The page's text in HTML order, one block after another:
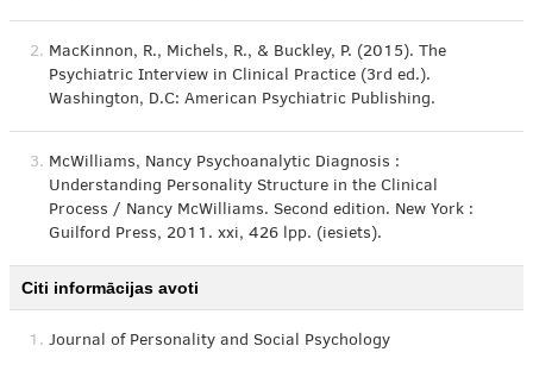
2. MacKinnon, R., Michels, R., & Buckley, P. (2015). The
Psychiatric Interview in Clinical Practice (3rd ed.).
Washington, D.C: American Psychiatric Publishing.
3. McWilliams, Nancy Psychoanalytic Diagnosis :
Understanding Personality Structure in the Clinical
Process / Nancy McWilliams. Second edition. New York :
Guilford Press, 2011. xxi, 426 lpp. (iesiets).
Citi informācijas avoti
1. Journal of Personality and Social Psychology